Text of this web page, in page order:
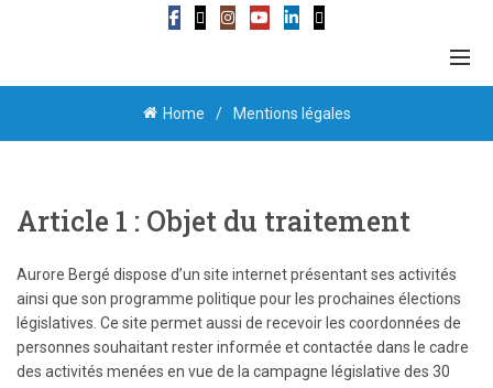
Home Mentions légales
Article 1 : Objet du traitement
Aurore Bergé dispose d’un site internet présentant ses activités
ainsi que son programme politique pour les prochaines élections
législatives. Ce site permet aussi de recevoir les coordonnées de
personnes souhaitant rester informée et contactée dans le cadre
des activités menées en vue de la campagne législative des 30